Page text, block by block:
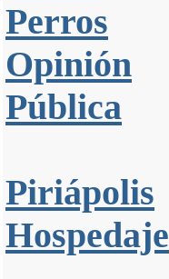
Perros
Opinión
Pública
Piriápolis
Hospedaje